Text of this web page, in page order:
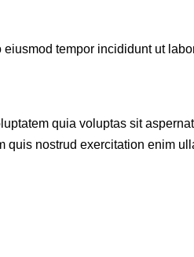
tempor incididunt ut
quia voluptas sit
nostrud exercitation enim